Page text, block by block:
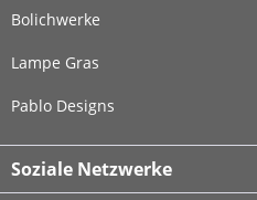
Bolichwerke
Lampe Gras
Pablo Designs
Soziale Netzwerke